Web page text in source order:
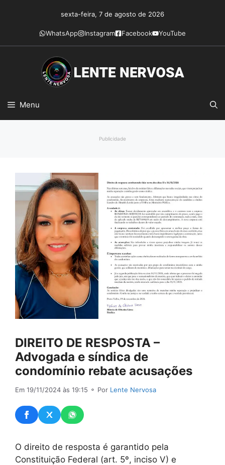
conteúdo
sexta-feira, 7 de agosto de 2026
WhatsApp Instagram Facebook YouTube
Menu
Publicidade
DIREITO DE RESPOSTA –
Advogada e síndica de
condomínio rebate acusações
Em 19/11/2024 às 19:15 ⚬ Por Lente Nervosa
O direito de resposta é garantido pela
Constituição Federal (art. 5º, inciso V) e